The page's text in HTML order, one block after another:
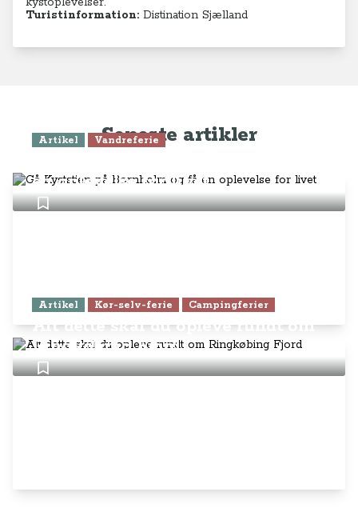
Turistinformation: Distination Sjælland
Seneste artikler
Artikel Vandreferie
en oplevelse for livet
Artikel Kør-selv-ferie Campingferier
Alt dette skal du opleve rundt om
Ringkøbing Fjord